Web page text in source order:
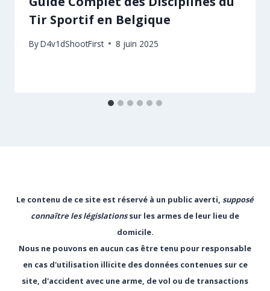
Tir Sportif en Belgique
ByD4v1dShootFirst 8 juin 2025
Le contenu de ce site est réservé à un public averti, supposé
connaître les législationssur les armes de leur lieu de
domicile.
Nous ne pouvons en aucun cas être tenu pour responsable
en cas d'utilisation illicite des données contenues sur ce
site, d'accident avec une arme, de vol ou de transactions